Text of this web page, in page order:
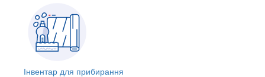
Інвентар для прибирання